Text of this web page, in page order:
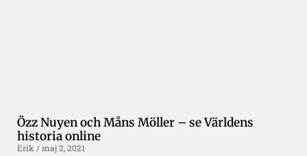
Özz Nuyen och Måns Möller – se Världens
historia online
Erik
maj 2, 2021